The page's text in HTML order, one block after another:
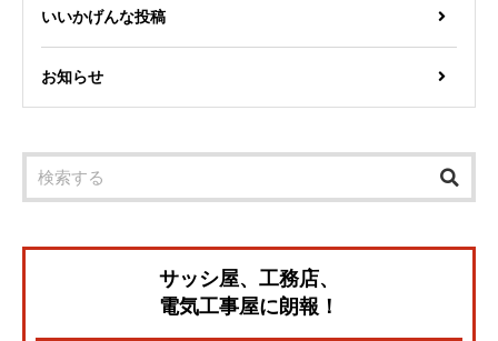
いいかげんな投稿
お知らせ
サッシ屋、工務店、
電気工事屋に朗報！